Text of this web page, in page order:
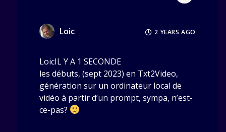
Loic 2 YEARS AGO
LoicIL Y A 1 SECONDE
les débuts, (sept 2023) en Txt2Video,
génération sur un ordinateur local de
vidéo à partir d’un prompt, sympa, n’est-
ce-pas?